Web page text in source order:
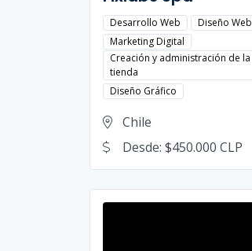
Desarrollo Web
Diseño Web
Marketing Digital
Creación y administración de la
tienda
Diseño Gráfico
Chile
Desde: $450.000 CLP